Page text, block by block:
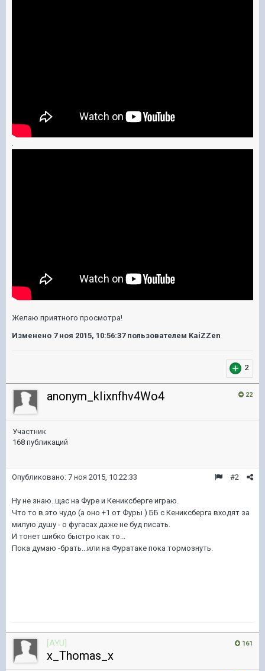
.
Желаю приятного просмотра!
Изменено 7 ноя 2015, 10:56:37пользователем KaiZZen
2
22
anonym_kIixnfhv4Wo4
Участник
168 публикаций
#2
Опубликовано: 7 ноя 2015, 10:22:33
Ну не знаю..щас на Фуре и Кениксберге играю.
Что то в это чудо (а оно +1 от Фуры ) ББ с Кениксберга входят за
милую душу - о фугасах даже не буд писать.
И тонет шибко быстро как то...
Пока думаю -брать...или на Фуратаке пока тормознуть.
161
[AYU]
x_Thomas_x